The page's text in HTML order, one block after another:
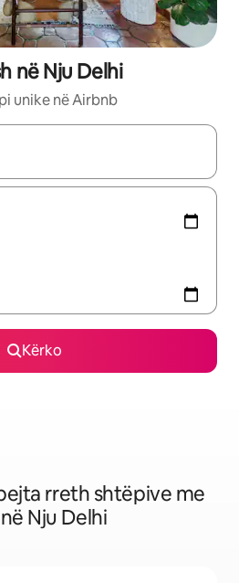
në Nju Delhi
unike në Airbnb
disponueshme, lëviz me butonat e
Kërko
rreth shtëpive me
Nju Delhi